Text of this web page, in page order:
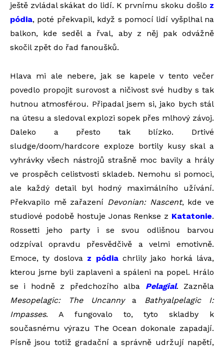
ještě zvládal skákat do lidí. K prvnímu skoku došlo z
pódia, poté překvapil, když s pomocí lidí vyšplhal na
balkon, kde seděl a řval, aby z něj pak odvážně
skočil zpět do řad fanoušků.
Hlava mi ale nebere, jak se kapele v tento večer
povedlo propojit surovost a ničivost své hudby s tak
hutnou atmosférou. Připadal jsem si, jako bych stál
na útesu a sledoval explozi sopek přes mlhový závoj.
Daleko a přesto tak blízko. Drtivé
sludge/doom/hardcore exploze bortily kusy skal a
vyhrávky všech nástrojů strašně moc bavily a hrály
ve prospěch celistvosti skladeb. Nemohu si pomoci,
ale každý detail byl hodný maximálního užívání.
Překvapilo mě zařazení Devonian: Nascent, kde ve
studiové podobě hostuje Jonas Renkse z Katatonie.
Rossetti jeho party i se svou odlišnou barvou
odzpíval opravdu přesvědčivě a velmi emotivně.
Emoce, ty doslova z pódiachrlily jako horká láva,
kterou jsme byli zaplaveni a spáleni na popel. Hrálo
se i hodně z předchozího alba Pelagial. Zazněla
Mesopelagic: The Uncannya Bathyalpelagic I:
Impasses. A fungovalo to, tyto skladby k
současnému výrazu The Ocean dokonale zapadají.
Písně jsou totiž gradační a správně udržují napětí,